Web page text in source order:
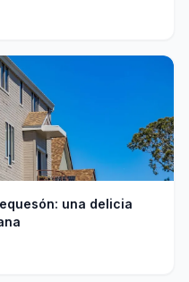
una delicia